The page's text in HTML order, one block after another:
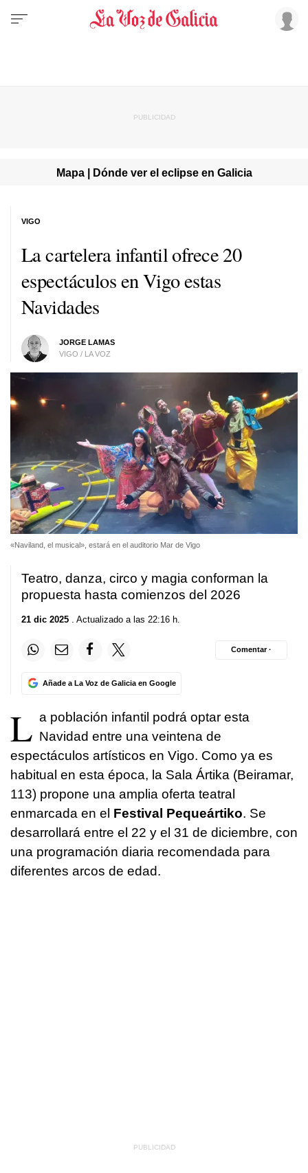
Mapa | Dónde ver el eclipse en Galicia
La cartelera infantil ofrece 20
espectáculos en Vigo estas
Navidades
JORGE LAMAS
VIGO / LA VOZ
VIGO
«Naviland, el musical», estará en el auditorio Mar de Vigo
Teatro, danza, circo y magia conforman la
propuesta hasta comienzos del 2026
21 dic 2025 . Actualizado a las 22:16 h.
Añade a La Voz de Galicia en Google
Comentar ·
L a población infantil podrá optar esta
Navidad entre una veintena de
espectáculos artísticos en Vigo. Como ya es
habitual en esta época, la Sala Ártika (Beiramar,
113) propone una amplia oferta teatral
enmarcada en el Festival Pequeártiko. Se
desarrollará entre el 22 y el 31 de diciembre, con
una programación diaria recomendada para
diferentes arcos de edad.